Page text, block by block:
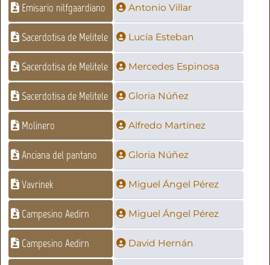
Emisario nilfgaardiano Antonio Villar
Sacerdotisa de Melitele Lucía Esteban
Sacerdotisa de Melitele Mercedes Espinosa
Sacerdotisa de Melitele Gloria Núñez
Molinero Alfredo Martínez
Anciana del pantano Gloria Núñez
Vavrinek Miguel Ángel Pérez
Campesino Aedirn Miguel Ángel Pérez
Campesino Aedirn David Hernán